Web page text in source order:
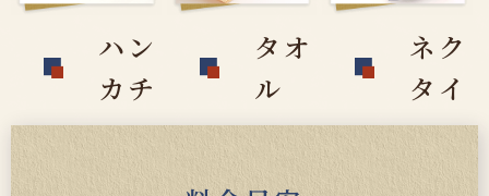
ハン
カチ
タオ
ル
ネク
タイ